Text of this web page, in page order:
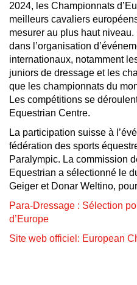
2024, les Championnats
meilleurs cavaliers
mesurer au plus haut
dans l’organisation
internationaux, notamment
juniors de dressage et les
que les championnats du
Les compétitions se
Equestrian Centre.
La participation suisse à
fédération des sports
Paralympic. La commission
Equestrian a sélectionné le
Geiger et Donar Weltino,
Para-Dressage : Sélection
d’Europe
Site web officiel: European